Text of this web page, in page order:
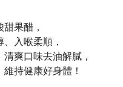
的桑葚麵、桑葉麵，
果醬…等。
「桑葚」果實，以及秉
善緣」，把大家當成
健康、吃得安心」。
果醋，
入喉柔順，
爽口味去油解膩，
持健康好身體！